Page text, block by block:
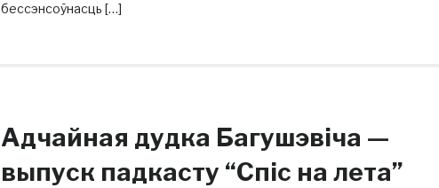
бессэнсоўнасць […]
Адчайная дудка Багушэвіча —
выпуск падкасту “Спіс на лета”